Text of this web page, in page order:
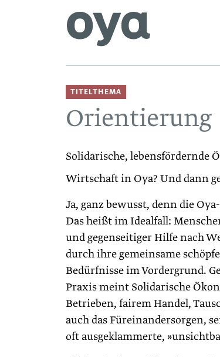
TITELTHEMA
Orientierung
Solidarische, lebensfördernde
Wirtschaft in Oya? Und dann
Ja, ganz bewusst, denn die
Das heißt im Idealfall:
und gegenseitiger Hilfe nach
durch ihre gemeinsame
Bedürfnisse im Vordergrund.
Praxis meint Solidarische
Betrieben, fairem Handel,
auch das Füreinandersorgen,
oft ausgeklammerte,